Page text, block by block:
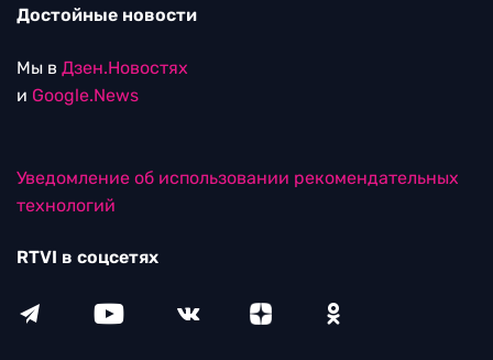
Достойные новости
Мы в Дзен.Новостях
и Google.News
Уведомление об использовании рекомендательных
технологий
RTVI в соцсетях